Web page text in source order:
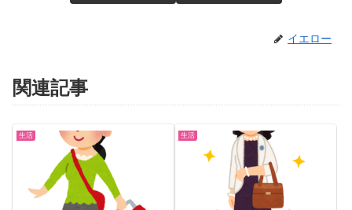
イエロー
関連記事
生活 生活